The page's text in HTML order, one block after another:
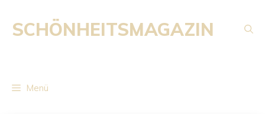
Inhalt
springen
SCHÖNHEITSMAGAZIN
Menü